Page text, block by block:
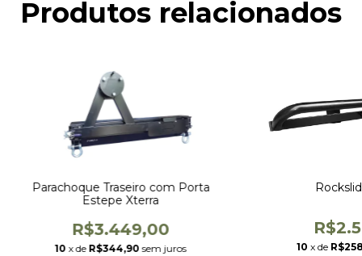
Produtos relacionados
Parachoque Traseiro com Porta
Estepe Xterra
R$3.449,00
10 x de R$344,90 sem juros 10 x de